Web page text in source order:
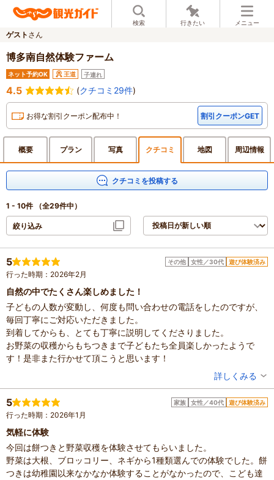
検索 行きたい メニュー
ゲスト さん
博多南自然体験ファーム
ネット予約OK 王道 子連れ
4.5 (クチコミ29件)
お得な割引クーポン配布中！ 割引クーポンGET
概要 プラン 写真 クチコミ 地図 周辺情報
クチコミを投稿する
1 - 10件 （全29件中）
絞り込み
5 その他 女性／30代 遊び体験済み
行った時期：2026年2月
自然の中でたくさん楽しめました！
子どもの人数が変動し、何度も問い合わせの電話をしたのですが、
毎回丁寧にご対応いただきました。
到着してからも、とても丁寧に説明してくださりました。
お野菜の収穫からもちつきまで子どもたち全員楽しかったようで
す！是非また行かせて頂こうと思います！
滞在時間：1～2時間
人数：10人以上
設備の有無：駐車場、トイレ、手荷物預かり所、休憩所
投稿日：2026年2月16日
詳しくみる
5 家族 女性／40代 遊び体験済み
行った時期：2026年1月
気軽に体験
今回は餅つきと野菜収穫を体験させてもらいました。
野菜は大根、ブロッコリー、ネギから1種類選んでの体験でした。餅
つきは幼稚園以来なかなか体験することがなかったので、こども達